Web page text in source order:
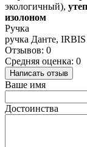
экологичный),
изолоном
Ручка
ручка Данте,
Отзывов: 0
Средняя оценка: 0
Написать отзыв
Ваше имя
Достоинства